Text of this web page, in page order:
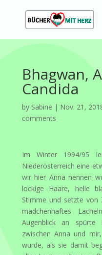
Bhagwan,
Candida
by Sabine | Nov. 21,
comments
Im Winter 1994/95
Niederösterreich eine
wir hier Anna nennen
lockige Haare, helle
Stimme und setzte von
mädchenhaftes
Augenblick an spürte
zwischen Anna und
wurde, als sie damit